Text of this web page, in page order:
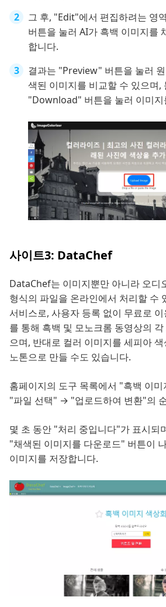
그 후, "Edit"에서 편집하려는 영
버튼을 눌러 AI가 흑백 이미지를
합니다.
결과는 "Preview" 버튼을 눌러
색된 이미지를 비교할 수 있으며,
"Download" 버튼을 눌러 이미지
사이트3: DataChef
DataChef는 이미지뿐만 아니라 오디
형식의 파일을 온라인에서 처리할 수
서비스로, 사용자 등록 없이 무료로
를 통해 흑백 및 모노크롬 동영상의
으며, 반대로 컬러 이미지를 세피아
노톤으로 만들 수도 있습니다.
홈페이지의 도구 목록에서 "흑백 이
"파일 선택" → "업로드하여 변환"의
몇 초 동안 "처리 중입니다"가 표시되
"채색된 이미지를 다운로드" 버튼이
이미지를 저장합니다.